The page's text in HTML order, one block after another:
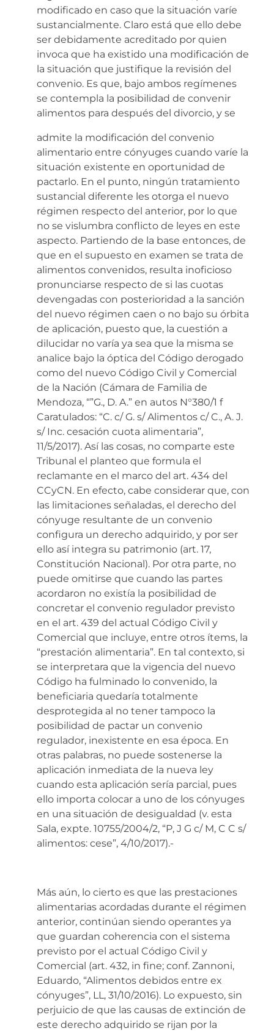
modificado en caso que la situación varíe
sustancialmente. Claro está que ello debe
ser debidamente acreditado por quien
invoca que ha existido una modificación de
la situación que justifique la revisión del
convenio. Es que, bajo ambos regímenes
se contempla la posibilidad de convenir
alimentos para después del divorcio, y se
admite la modificación del convenio
alimentario entre cónyuges cuando varíe la
situación existente en oportunidad de
pactarlo. En el punto, ningún tratamiento
sustancial diferente les otorga el nuevo
régimen respecto del anterior, por lo que
no se vislumbra conflicto de leyes en este
aspecto. Partiendo de la base entonces, de
que en el supuesto en examen se trata de
alimentos convenidos, resulta inoficioso
pronunciarse respecto de si las cuotas
devengadas con posterioridad a la sanción
del nuevo régimen caen o no bajo su órbita
de aplicación, puesto que, la cuestión a
dilucidar no varía ya sea que la misma se
analice bajo la óptica del Código derogado
como del nuevo Código Civil y Comercial
de la Nación (Cámara de Familia de
Mendoza, “”G., D. A.” en autos N°380/1 f
Caratulados: “C. c/ G. s/ Alimentos c/ C., A. J.
s/ Inc. cesación cuota alimentaria”,
11/5/2017). Así las cosas, no comparte este
Tribunal el planteo que formula el
reclamante en el marco del art. 434 del
CCyCN. En efecto, cabe considerar que, con
las limitaciones señaladas, el derecho del
cónyuge resultante de un convenio
configura un derecho adquirido, y por ser
ello así integra su patrimonio (art. 17,
Constitución Nacional). Por otra parte, no
puede omitirse que cuando las partes
acordaron no existía la posibilidad de
concretar el convenio regulador previsto
en el art. 439 del actual Código Civil y
Comercial que incluye, entre otros ítems, la
“prestación alimentaria”. En tal contexto, si
se interpretara que la vigencia del nuevo
Código ha fulminado lo convenido, la
beneficiaria quedaría totalmente
desprotegida al no tener tampoco la
posibilidad de pactar un convenio
regulador, inexistente en esa época. En
otras palabras, no puede sostenerse la
aplicación inmediata de la nueva ley
cuando esta aplicación sería parcial, pues
ello importa colocar a uno de los cónyuges
en una situación de desigualdad (v. esta
Sala, expte. 10755/2004/2, “P, J G c/ M, C C s/
alimentos: cese”, 4/10/2017).-
Más aún, lo cierto es que las prestaciones
alimentarias acordadas durante el régimen
anterior, continúan siendo operantes ya
que guardan coherencia con el sistema
previsto por el actual Código Civil y
Comercial (art. 432, in fine; conf. Zannoni,
Eduardo, “Alimentos debidos entre ex
cónyuges”, LL, 31/10/2016). Lo expuesto, sin
perjuicio de que las causas de extinción de
este derecho adquirido se rijan por la